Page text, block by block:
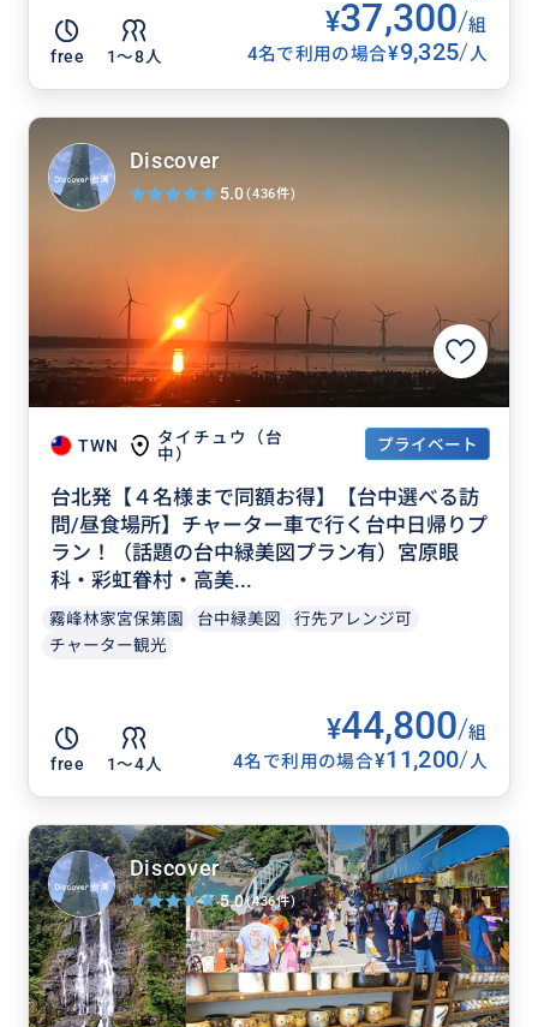
free 1〜8人
¥37,300/組
4名で利用の場合¥9,325/人
TWN
タイチュウ（台
中）
プライベート
台北発【４名様まで同額お得】【台中選べる訪
問/昼食場所】チャーター車で行く台中日帰りプ
ラン！（話題の台中緑美図プラン有）宮原眼
科・彩虹眷村・高美...
霧峰林家宮保第園 台中緑美図
行先アレンジ可
チャーター観光
free 1〜4人
¥44,800/組
4名で利用の場合¥11,200/人
Discover
5.0(436件)
Discover
5.0(436件)